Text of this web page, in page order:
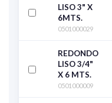
LISO 3" X
6MTS.
0501000029
REDONDO
LISO 3/4"
X 6 MTS.
0501000009